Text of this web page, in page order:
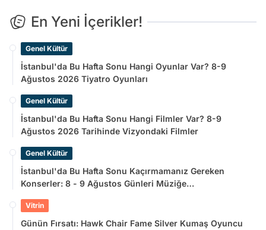
En Yeni İçerikler!
Genel Kültür
İstanbul'da Bu Hafta Sonu Hangi Oyunlar Var? 8-9
Ağustos 2026 Tiyatro Oyunları
Genel Kültür
İstanbul'da Bu Hafta Sonu Hangi Filmler Var? 8-9
Ağustos 2026 Tarihinde Vizyondaki Filmler
Genel Kültür
İstanbul'da Bu Hafta Sonu Kaçırmamanız Gereken
Konserler: 8 - 9 Ağustos Günleri Müziğe
Vitrin
Günün Fırsatı: Hawk Chair Fame Silver Kumaş Oyuncu